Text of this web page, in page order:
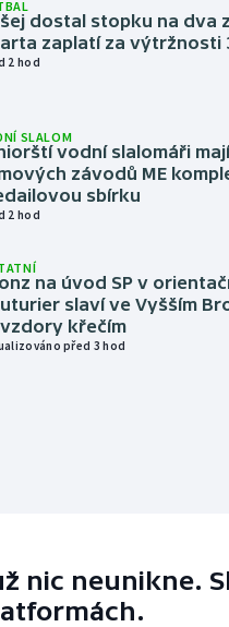
dostal stopku na dva
zaplatí za výtržnosti
2 hod
SLALOM
vodní slalomáři
závodů ME
sbírku
2 hod
na úvod SP v
slaví ve Vyšším
křečím
před 3 hod
nic neunikne.